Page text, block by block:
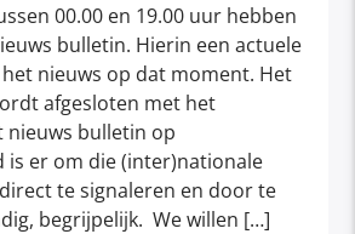
00.00 en 19.00 uur hebben
bulletin. Hierin een actuele
nieuws op dat moment. Het
afgesloten met het
nieuws bulletin op
is er om die (inter)nationale
te signaleren en door te
begrijpelijk. We willen […]